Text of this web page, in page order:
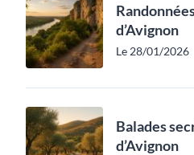
d’Avignon
Le 28/01/2026
Balades
d’Avignon